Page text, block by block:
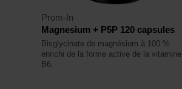
Prom-In
Magnesium + P5P 120 capsules
Bisglycinate de magnésium à 100 %
enrichi de la forme active de la vitamine
B6.